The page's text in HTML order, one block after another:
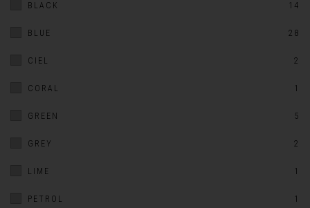
BLACK 14
BLUE 28
CIEL 2
CORAL 1
GREEN 5
GREY 2
LIME 1
PETROL 1